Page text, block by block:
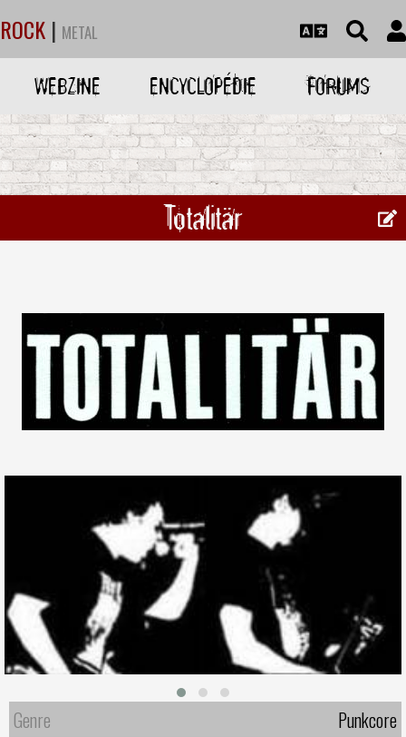
ROCK | METAL
WEBZINE ENCYCLOPÉDIE FORUMS
Totalitär
Genre
Punkcore